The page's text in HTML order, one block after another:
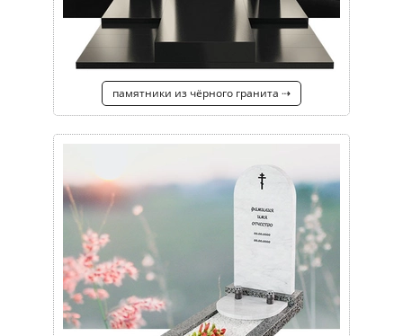
памятники из чёрного гранита ⇢